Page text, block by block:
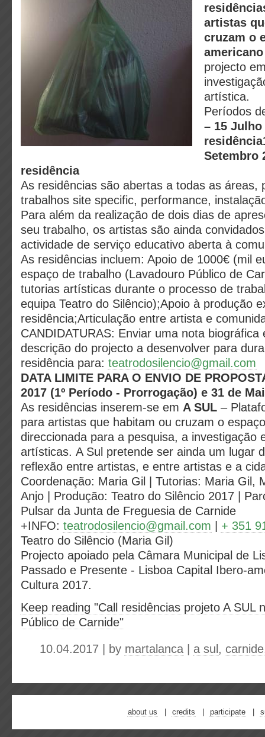
artistas
cruzam o
projecto
artística.
Períodos
– 15 Julho
Setembro
residência
As residências são abertas a todas as áreas,
trabalhos site specific, performance,
Para além da realização de dois dias de
seu trabalho, os artistas são ainda
actividade de serviço educativo aberta à
As residências incluem: Apoio de 1000€ (mil
espaço de trabalho (Lavadouro Público de
tutorias artísticas durante o processo de
equipa Teatro do Silêncio);Apoio à produção
residência;Articulação entre artista e
CANDIDATURAS: Enviar uma nota biográfica
descrição do projecto a desenvolver para
residência para: teatrodosilencio@gmail.com
DATA LIMITE PARA O ENVIO DE
2017 (1º Período - Prorrogação) e 31 de
As residências inserem-se em A SUL –
para artistas que habitam ou cruzam o
direccionada para a pesquisa, a investigação
artísticas. A Sul pretende ser ainda um lugar
reflexão entre artistas, e entre artistas e a
Coordenação: Maria Gil | Tutorias: Maria Gil,
Anjo | Produção: Teatro do Silêncio 2017 |
Pulsar da Junta de Freguesia de Carnide
+INFO: teatrodosilencio@gmail.com
+ 351
Teatro do Silêncio (Maria Gil)
Projecto apoiado pela Câmara Municipal de
Passado e Presente - Lisboa Capital Ibero-
Cultura 2017.
Keep reading "Call residências projeto A SUL
Público de Carnide"
10.04.2017 | by martalanca a sul , carnide
about us credits participate